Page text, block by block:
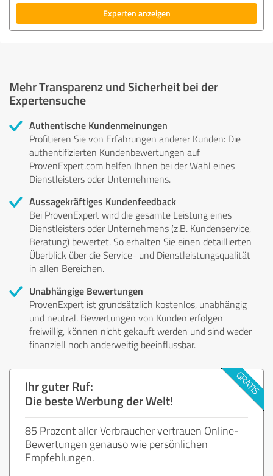
Experten anzeigen
Mehr Transparenz und Sicherheit bei der
Expertensuche
Authentische Kundenmeinungen
Profitieren Sie von Erfahrungen anderer Kunden: Die
authentifizierten Kundenbewertungen auf
ProvenExpert.com helfen Ihnen bei der Wahl eines
Dienstleisters oder Unternehmens.
Aussagekräftiges Kundenfeedback
Bei ProvenExpert wird die gesamte Leistung eines
Dienstleisters oder Unternehmens (z.B. Kundenservice,
Beratung) bewertet. So erhalten Sie einen detaillierten
Überblick über die Service- und Dienstleistungsqualität
in allen Bereichen.
Unabhängige Bewertungen
ProvenExpert ist grundsätzlich kostenlos, unabhängig
und neutral. Bewertungen von Kunden erfolgen
freiwillig, können nicht gekauft werden und sind weder
finanziell noch anderweitig beeinflussbar.
Ihr guter Ruf:
Die beste Werbung der Welt!
85 Prozent aller Verbraucher vertrauen Online-
Bewertungen genauso wie persönlichen
Empfehlungen.